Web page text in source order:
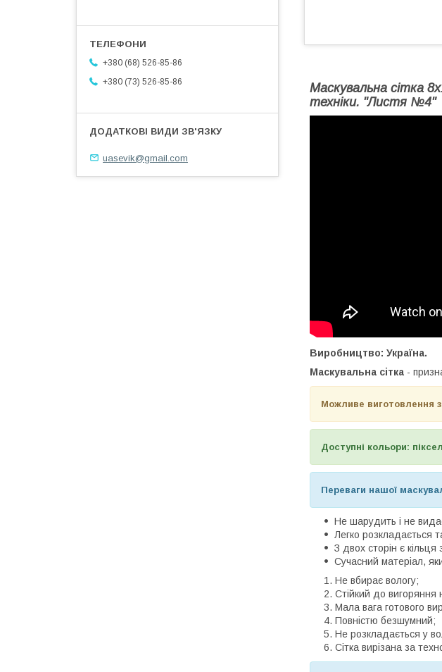
Маскувальна сітка
техніки. "Листя №4"
Виробництво: Україна.
Маскувальна сітка -
Можливе виготовлення
Доступні кольори:
Переваги нашої
Не шарудить і не видає
Легко розкладається
З двох сторін є
Сучасний матеріал,
Не вбирає вологу;
Стійкий до вигоряння
Мала вага готового
Повністю безшумний;
Не розкладається у
Сітка вирізана за
+380 (68) 526-85-86
+380 (73) 526-85-86
uasevik@gmail.com